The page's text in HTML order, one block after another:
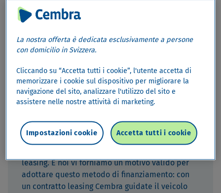
Mobilità, indipendenza e flessibilità
finanziaria.
leasing. E noi vi forniamo un motivo valido per
adottare questo metodo di finanziamento: con
un contratto leasing Cembra guidate il veicolo
La nostra offerta è dedicata esclusivamente a persone
con domicilio in Svizzera.
Cliccando su “Accetta tutti i cookie”, l'utente accetta di
memorizzare i cookie sul dispositivo per migliorare la
navigazione del sito, analizzare l'utilizzo del sito e
assistere nelle nostre attività di marketing.
Accetta tutti i cookie
Impostazioni cookie